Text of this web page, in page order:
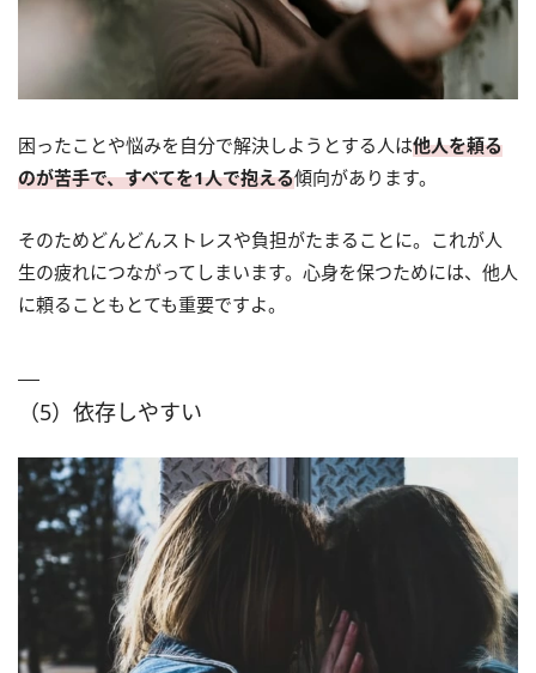
困ったことや悩みを自分で解決しようとする人は他人を頼る
のが苦手で、すべてを1人で抱える傾向があります。
そのためどんどんストレスや負担がたまることに。これが人
生の疲れにつながってしまいます。心身を保つためには、他人
に頼ることもとても重要ですよ。
（5）依存しやすい